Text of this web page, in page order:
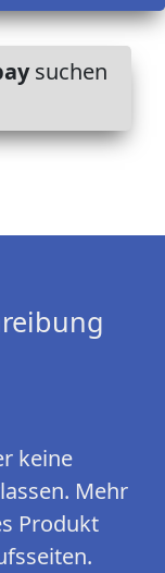
suchen
keine
Mehr
Produkt